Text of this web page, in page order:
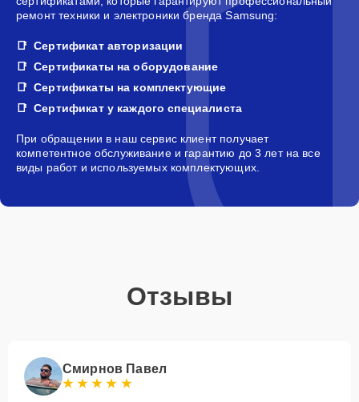
ремонт техники и электроники бренда Samsung:
Сертификат авторизации
Сертификаты на оборудование
Сертификаты на комплектующие
Сертификат у каждого специалиста
При обращении в наш сервис клиент получает
компетентное обслуживание и гарантию до 3 лет на все
виды работ и используемых комплектующих.
Отзывы
Смирнов Павел